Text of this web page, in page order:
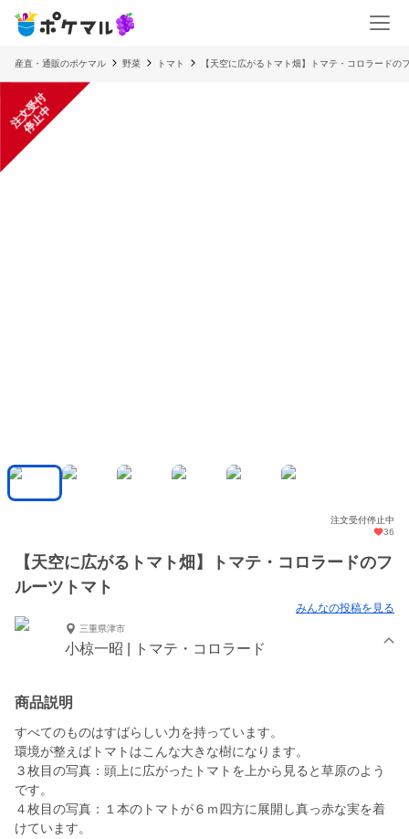
産直・通販のポケマル 野菜 トマト 【天空に広がるトマト畑】トマテ・コロラードの
注
文
受
付
停
止
中
注文受付停止中
36
【天空に広がるトマト畑】トマテ・コロラードのフ
ルーツトマト
みんなの投稿を見る
三重県津市
小椋一昭 | トマテ・コロラード
商品説明
すべてのものはすばらしい力を持っています。
環境が整えばトマトはこんな大きな樹になります。
３枚目の写真：頭上に広がったトマトを上から見ると草原のよう
です。
４枚目の写真：１本のトマトが６ｍ四方に展開し真っ赤な実を着
けています。